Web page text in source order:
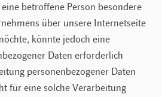
betroffene Person besondere
über unsere Internetseite
könnte jedoch eine
Daten erforderlich
personenbezogener Daten
für eine solche Verarbeitung